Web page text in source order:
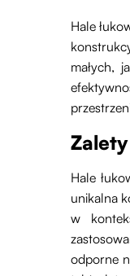
Hale
małych,
Hale
unikalna
w
odporne